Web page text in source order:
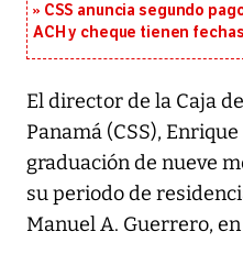
CSS anuncia segundo
ACH y cheque tienen
El director de la Caja
Panamá (CSS),
graduación de nueve
su periodo de
Manuel A. Guerrero, en